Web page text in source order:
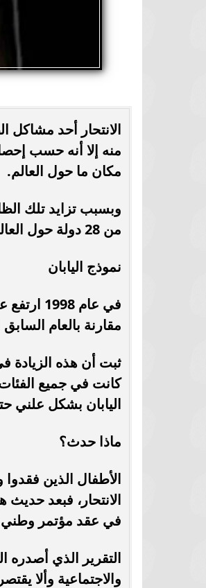
الانتحار أحد مشاكل
مكان ما حول العالم.
وبسبب تزايد تلك
من 28 دولة حول العالم تبنت خطة وطنية للحد من الانتحار، حسب منظمة الصحة العالمية.
نموذج اليابان
مقارنة بالعام السابق
ثبت أن هذه الزيادة
كانت في جميع
اليابان بشكل علني
ماذا حدث؟
الأطفال الذين
في عقد مؤتمر وطني
التقرير الذي
والاجتماعية وألا